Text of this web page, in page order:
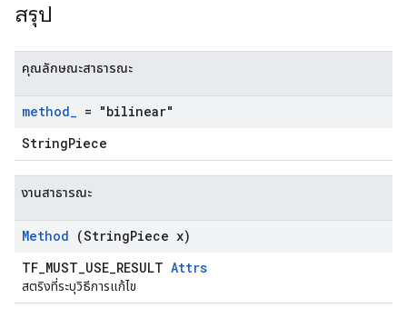
สรุป
คุณลักษณะสาธารณะ
method_ = "bilinear"
StringPiece
งานสาธารณะ
Method (StringPiece x)
TF_MUST_USE_RESULT Attrs
สตริงที่ระบุวิธีการแก้ไข